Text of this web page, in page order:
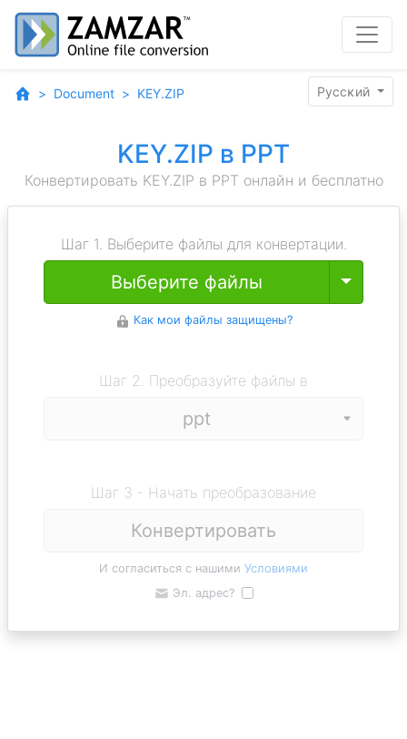
Document KEY.ZIP Pyccĸий
KEY.ZIP в PPT
Конвертировать KEY.ZIP в PPT онлайн и бесплатно
Шаг 1. Выберите файлы для конвертации.
Выберите файлы Toggle
Как мои файлы защищены?
Шаг 2. Преобразуйте файлы в
Шаг 3 - Начать преобразование
Конвертировать
И согласиться с нашими Условиями
Эл. адрес?